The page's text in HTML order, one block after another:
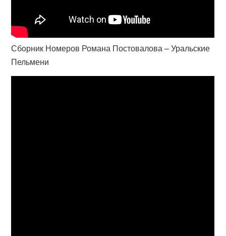
Сборник Номеров Романа Постовалова – Уральские
Пельмени